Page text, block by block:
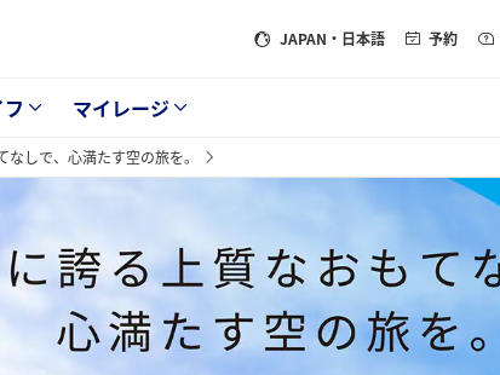
JAPAN ・日本語 予約
マイレージ
しで、心満たす空の旅を。